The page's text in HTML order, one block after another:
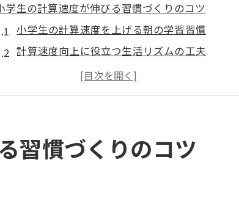
学生の計算速度が伸びる習慣づくりのコツ
小学生の計算速度を上げる朝の学習習慣
計算速度向上に役立つ生活リズムの工夫
家庭でできる小学生向け計算速度練習法
公文式で身につく計算速度アップの秘訣
日の計算トレーニングで実感する公文式の効果
小学生の計算速度を伸ばす公文式の特長
習慣づくりのコツ